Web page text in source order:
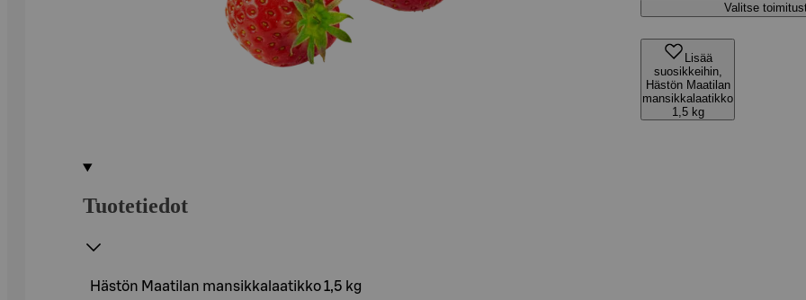
Valitse
Lisää
suosikkeihin,
Hästön Maatilan
mansikkalaatikko
1,5 kg
Tuotetiedot
Hästön Maatilan mansikkalaatikko 1,5 kg